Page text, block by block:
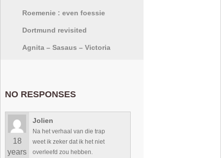
Roemenie : even foessie
Dortmund revisited
Agnita – Sasaus – Victoria
NO RESPONSES
18
years
Jolien
Na het verhaal van die trap
weet ik zeker dat ik het niet
overleefd zou hebben.